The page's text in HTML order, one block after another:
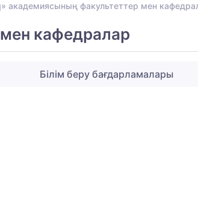
академиясының факультеттер мен
кафедралар
Білім беру бағдарламалары